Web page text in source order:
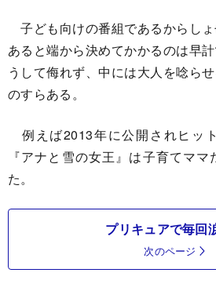
子ども向けの番組であるからし
あると端から決めてかかるのは早
うして侮れず、中には大人を唸ら
のすらある。
例えば2013年に公開されヒッ
『アナと雪の女王』は子育てマ
た。
プリキュアで毎回
次のページ